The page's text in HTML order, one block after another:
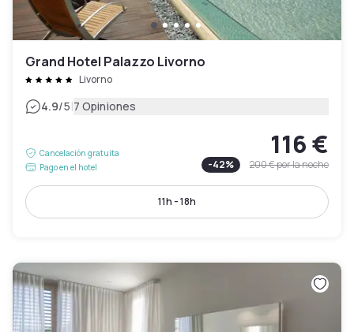
Grand Hotel Palazzo Livorno
Livorno
4.9/5|7 Opiniones
Cancelación gratuita
Pago en el hotel
116 €
-42% 200 €por la noche
11h - 18h